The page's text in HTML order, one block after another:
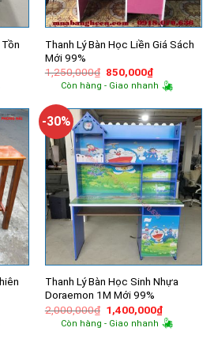
Thanh Lý Bàn Học Liền Giá Sách
Mới 99%
1,250,000₫ Giá
gốc
là:
850,000₫Giá
hiện
tại
850,000₫.
Còn hàng - Giao nhanh
-30%
Thanh Lý Bàn Học Sinh Nhựa
Doraemon 1M Mới 99%
2,000,000₫ Giá
gốc
là:
1,400,000₫Giá
hiện
tại
Còn hàng - Giao nhanh